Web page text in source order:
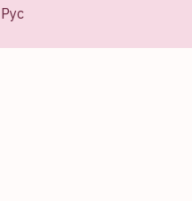
Рус